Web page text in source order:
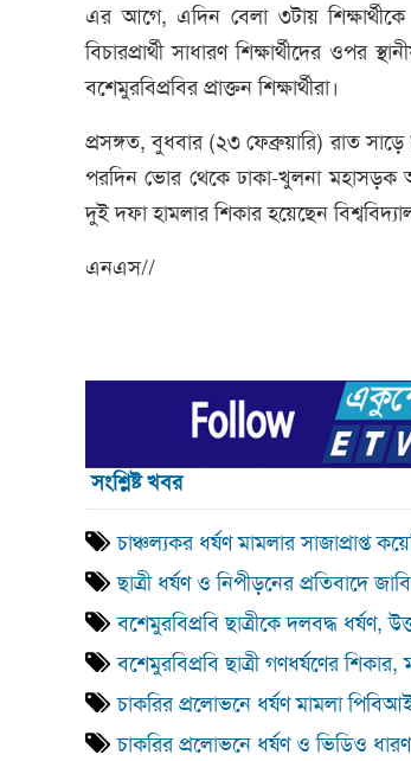
এর আগে, এদিন বেলা ৩টায়
বিচারপ্রার্থী সাধারণ শিক্ষার্থীদের ওপর
বশেমুরবিপ্রবির প্রাক্তন শিক্ষার্থীরা।
প্রসঙ্গত, বুধবার (২৩ ফেব্রুয়ারি) রাত সাড়ে
পরদিন ভোর থেকে ঢাকা-খুলনা মহাসড়ক
দুই দফা হামলার শিকার হয়েছেন
এনএস//
সংশ্লিষ্ট খবর
চাঞ্চল্যকর ধর্ষণ মামলার সাজাপ্রাপ্ত
ছাত্রী ধর্ষণ ও নিপীড়নের প্রতিবাদে
বশেমুরবিপ্রবি ছাত্রীকে দলবদ্ধ ধর্ষণ,
বশেমুরবিপ্রবি ছাত্রী গণধর্ষণের
চাকরির প্রলোভনে ধর্ষণ মামলা
চাকরির প্রলোভনে ধর্ষণ ও ভিডিও